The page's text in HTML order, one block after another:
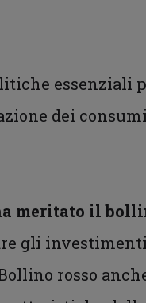
essenziali
dei consumi
meritato il
gli
rosso